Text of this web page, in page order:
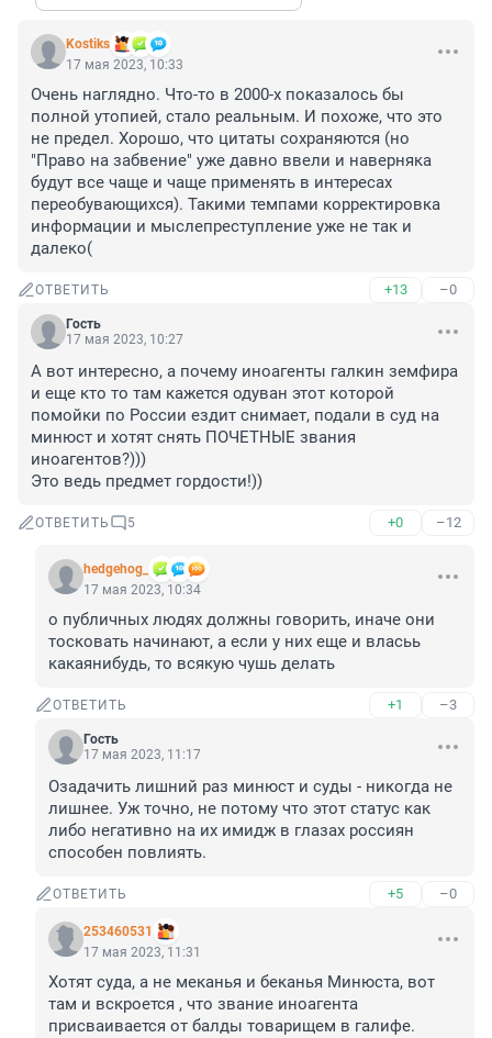
Kostiks
17 мая 2023, 10:33
Очень наглядно. Что-то в 2000-х показалось бы
полной утопией, стало реальным. И похоже, что это
не предел. Хорошо, что цитаты сохраняются (но
"Право на забвение" уже давно ввели и наверняка
будут все чаще и чаще применять в интересах
переобувающихся). Такими темпами корректировка
информации и мыслепреступление уже не так и
далеко(
ОТВЕТИТЬ +13 –0
Гость
17 мая 2023, 10:27
А вот интересно, а почему иноагенты галкин земфира
и еще кто то там кажется одуван этот которой
помойки по России ездит снимает, подали в суд на
минюст и хотят снять ПОЧЕТНЫЕ звания
иноагентов?)))
Это ведь предмет гордости!))
ОТВЕТИТЬ 5 +0 –12
hedgehog_
17 мая 2023, 10:34
о публичных людях должны говорить, иначе они
тосковать начинают, а если у них еще и власьь
какаянибудь, то всякую чушь делать
ОТВЕТИТЬ +1 –3
Гость
17 мая 2023, 11:17
Озадачить лишний раз минюст и суды - никогда не
лишнее. Уж точно, не потому что этот статус как
либо негативно на их имидж в глазах россиян
способен повлиять.
ОТВЕТИТЬ +5 –0
253460531
17 мая 2023, 11:31
Хотят суда, а не меканья и беканья Минюста, вот
там и вскроется , что звание иноагента
присваивается от балды товарищем в галифе.